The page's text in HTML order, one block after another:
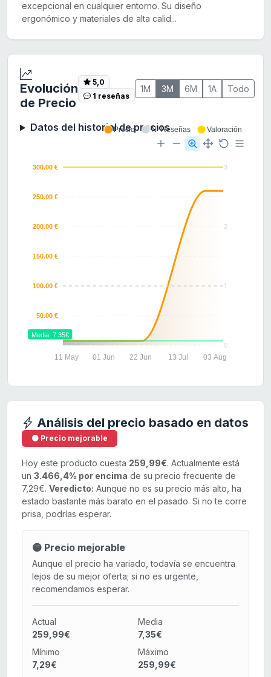
excepcional en cualquier entorno. Su diseño
ergonómico y materiales de alta calid...
Evolución
de Precio
5,0
1 reseñas
1M 3M 6M 1A Todo
Datos del historial de precios
3
2
1
0
300.00 €
250.00 €
200.00 €
150.00 €
100.00 €
50.00 €
11 May 01 Jun 22 Jun 13 Jul 03 Aug
Media: 7.35€
Precio Nº Reseñas Valoración
Análisis del precio basado en datos
🟡 Precio mejorable
Hoy este producto cuesta 259,99€. Actualmente está
un 3.466,4% por encima de su precio frecuente de
7,29€. Veredicto: Aunque no es su precio más alto, ha
estado bastante más barato en el pasado. Si no te corre
prisa, podrías esperar.
🟡 Precio mejorable
Aunque el precio ha variado, todavía se encuentra
lejos de su mejor oferta; si no es urgente,
recomendamos esperar.
Actual
259,99€
Media
7,35€
Mínimo
7,29€
Máximo
259,99€